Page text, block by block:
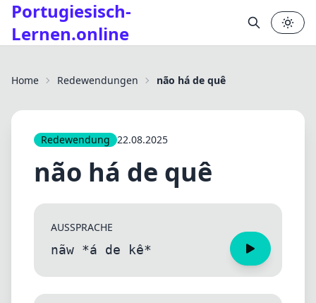
Portugiesisch-
Lernen.online
Home Redewendungen não há de quê
Redewendung 22.08.2025
não há de quê
AUSSPRACHE
nãw *á de kê*